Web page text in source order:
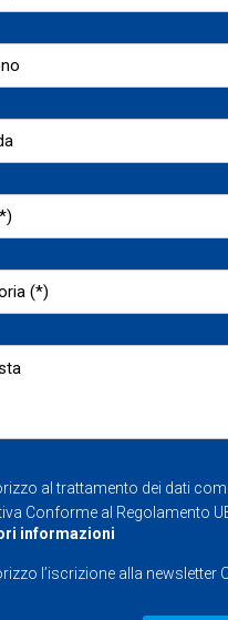
al trattamento dei dati
Conforme al Regolamento
informazioni
l’iscrizione alla newsletter